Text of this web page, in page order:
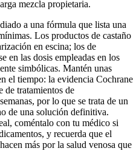
mezcla propietaria.
a una fórmula que lista una
Los productos de castaño
en escina; los de
en las dosis empleadas en los
simbólicas. Mantén unas
el tiempo: la evidencia Cochrane
de tratamientos de
por lo que se trata de un
de una solución definitiva.
coméntalo con tu médico si
y recuerda que el
más por la salud venosa que